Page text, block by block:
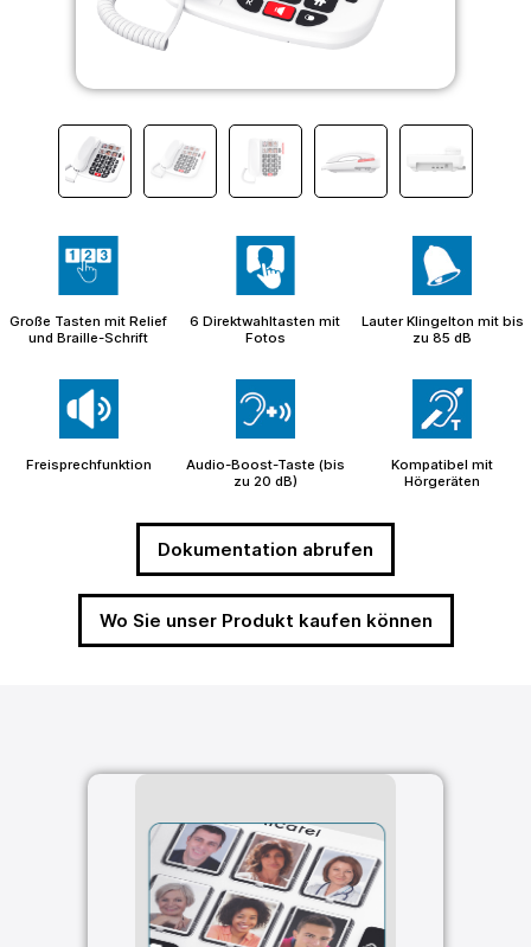
Große Tasten mit Relief
und Braille-Schrift
6 Direktwahltasten mit
Fotos
Lauter Klingelton mit bis
zu 85 dB
Freisprechfunktion
Audio-Boost-Taste (bis
zu 20 dB)
Kompatibel mit
Hörgeräten
Dokumentation abrufen
Wo Sie unser Produkt kaufen können